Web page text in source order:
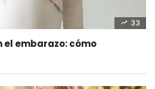
33
el embarazo: cómo